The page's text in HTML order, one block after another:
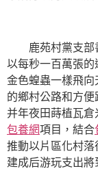
鹿苑村黨支
以每秒一百萬張
金色蝗蟲一樣飛向
的鄉村公路和方
并年夜田蒔植瓦
包養網項目，結合
推動以片區化村
建成后游玩支出